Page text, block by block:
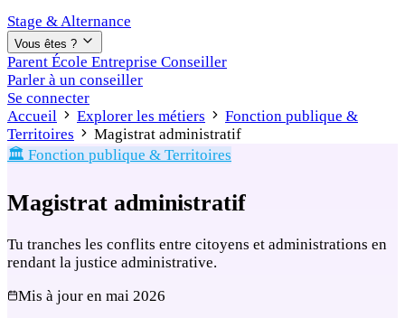
Stage & Alternance
Vous êtes ?
Parent École Entreprise Conseiller
Parler à un conseiller
Se connecter
Accueil
Explorer les métiers
Fonction publique &
Territoires
Magistrat administratif
🏛️ Fonction publique & Territoires
Magistrat administratif
Tu tranches les conflits entre citoyens et administrations en
rendant la justice administrative.
Mis à jour en mai 2026